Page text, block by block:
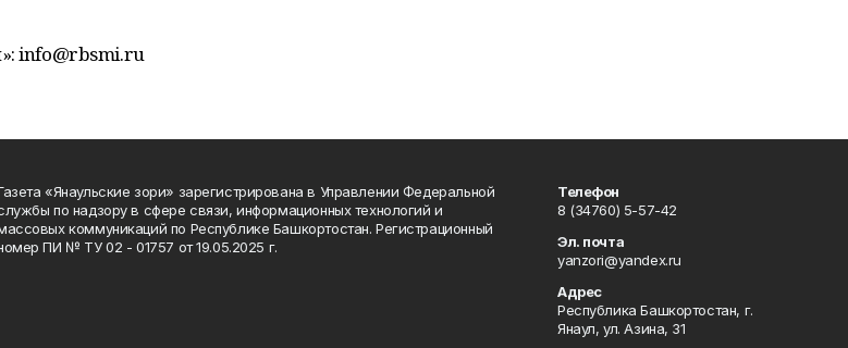
info@rbsmi.ru
«Янаульские зори» зарегистрирована в Управлении Федеральной
по надзору в сфере связи, информационных технологий и
коммуникаций по Республике Башкортостан. Регистрационный
ПИ № ТУ 02 - 01757 от 19.05.2025 г.
Телефон
8 (34760) 5-57-42
Эл. почта
yanzori@yandex.ru
Адрес
Республика Башкортостан, г.
Янаул, ул. Азина, 31